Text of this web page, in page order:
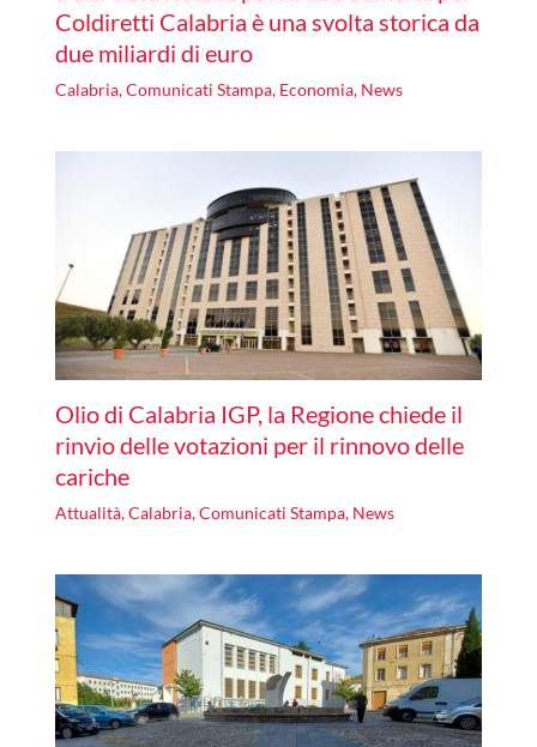
Coldiretti Calabria è una svolta storica da
due miliardi di euro
Calabria,Comunicati Stampa, Economia, News
Olio di Calabria IGP, la Regione chiede il
rinvio delle votazioni per il rinnovo delle
cariche
Attualità,Calabria,Comunicati Stampa, News